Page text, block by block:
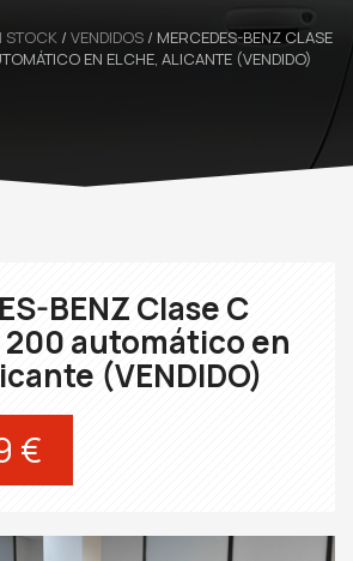
STOCK / VENDIDOS / MERCEDES-BENZ CLASE
EN ELCHE, ALICANTE (VENDIDO)
BENZ Clase C
200 automático en
(VENDIDO)
€